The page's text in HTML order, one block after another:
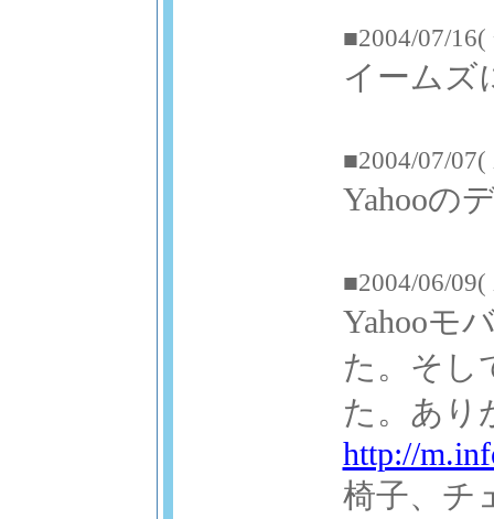
■2004/07/16(
イームズ
■2004/07/07(
Yahooの
■2004/06/09(
Yahooモ
た。そし
た。あり
http://
椅子、チ